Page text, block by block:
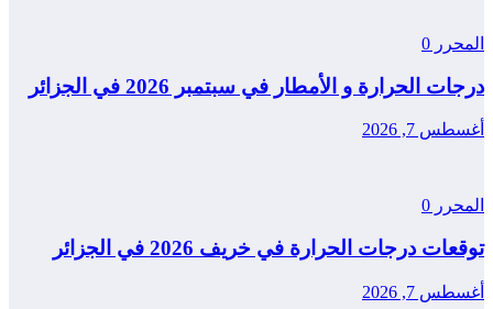
المحرر 0
درجات الحرارة و الأمطار في سبتمبر 2026 في الجزائر
أغسطس 7, 2026
المحرر 0
توقعات درجات الحرارة في خريف 2026 في الجزائر
أغسطس 7, 2026